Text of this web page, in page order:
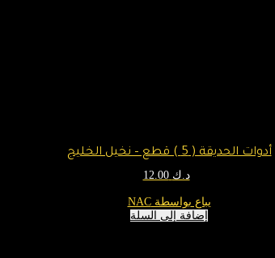
أدوات الحديقة ( 5 ) قطع – نخيل الخليج
د.ك 12.00
يباع بواسطة NAC
إضافة إلى السلة